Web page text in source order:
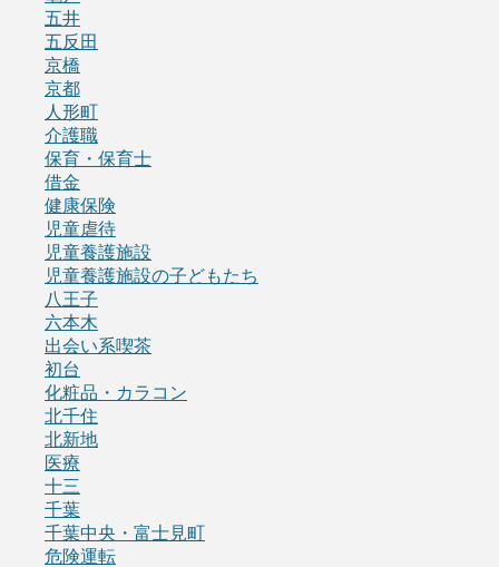
五井
五反田
京橋
京都
人形町
介護職
保育・保育士
借金
健康保険
児童虐待
児童養護施設
児童養護施設の子どもたち
八王子
六本木
出会い系喫茶
初台
化粧品・カラコン
北千住
北新地
医療
十三
千葉
千葉中央・富士見町
危険運転